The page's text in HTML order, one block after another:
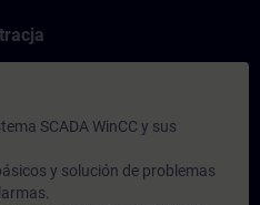
SCADA WinCC y sus
y solución de problemas